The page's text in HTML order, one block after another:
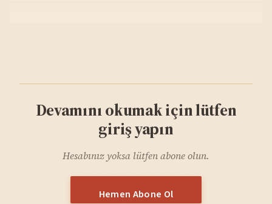
Devamını okumak için lütfen
giriş yapın
Hesabınız yoksa lütfen abone olun.
Hemen Abone Ol